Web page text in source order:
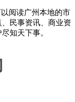
阅读广州本地的市
民事资讯、商业资
知天下事。